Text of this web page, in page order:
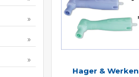
Hager & Werken